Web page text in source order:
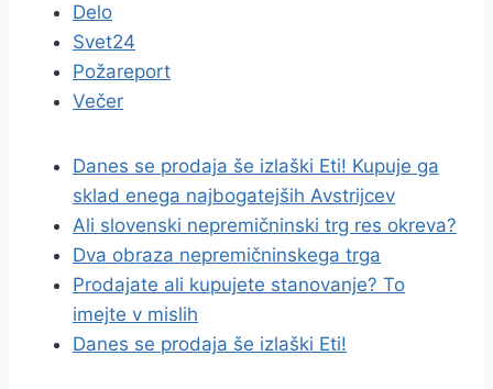
Delo
Svet24
Požareport
Večer
Danes se prodaja še izlaški Eti! Kupuje ga
sklad enega najbogatejših Avstrijcev
Ali slovenski nepremičninski trg res okreva?
Dva obraza nepremičninskega trga
Prodajate ali kupujete stanovanje? To
imejte v mislih
Danes se prodaja še izlaški Eti!